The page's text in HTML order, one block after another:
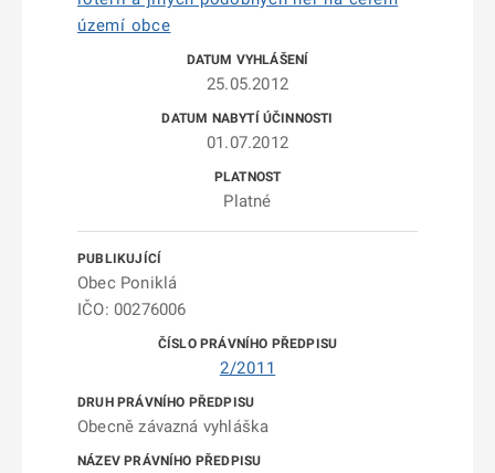
území obce
25.05.2012
01.07.2012
Platné
Obec Poniklá
IČO: 00276006
2/2011
Obecně závazná vyhláška